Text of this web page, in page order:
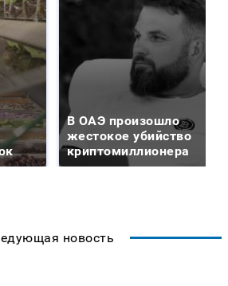
В ОАЭ произошло
жестокое убийство
криптомиллионера
новость